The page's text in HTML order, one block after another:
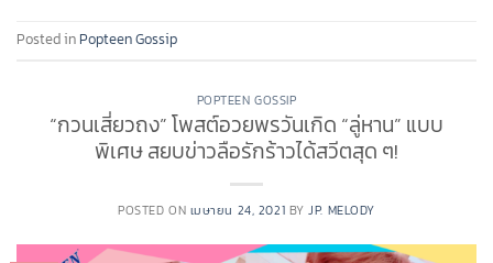
Posted in Popteen Gossip
POPTEEN GOSSIP
“กวนเสี่ยวถง” โพสต์อวยพรวันเกิด “ลู่หาน” แบบ
พิเศษ สยบข่าวลือรักร้าวได้สวีตสุด ๆ!
POSTED ON เมษายน 24, 2021 BYJP. MELODY